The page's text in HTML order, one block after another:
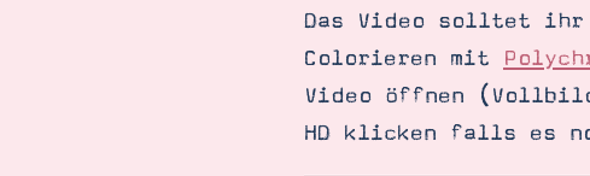
Das Video solltet ihr
Colorieren mit
Video öffnen
HD klicken falls es